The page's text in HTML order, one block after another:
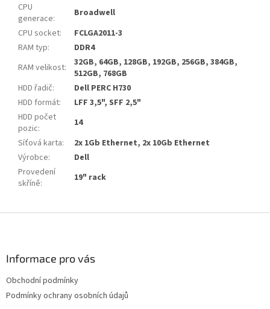
CPU
generace:
Broadwell
CPU socket:
FCLGA2011-3
RAM typ:
DDR4
RAM velikost:
32GB, 64GB, 128GB, 192GB, 256GB, 384GB,
512GB, 768GB
HDD řadič:
Dell PERC H730
HDD formát:
LFF 3,5", SFF 2,5"
HDD počet
pozic:
14
Síťová karta:
2x 1Gb Ethernet, 2x 10Gb Ethernet
Výrobce:
Dell
Provedení
skříně: 19" rack
Informace pro vás
Obchodní podmínky
Podmínky ochrany osobních údajů